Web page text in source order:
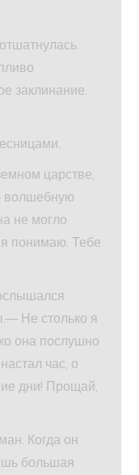
заклинание.
царстве,
волшебную
не могло
я понимаю. Тебе
Не столько я
она послушно
час, о
дни! Прощай,
Когда он
большая